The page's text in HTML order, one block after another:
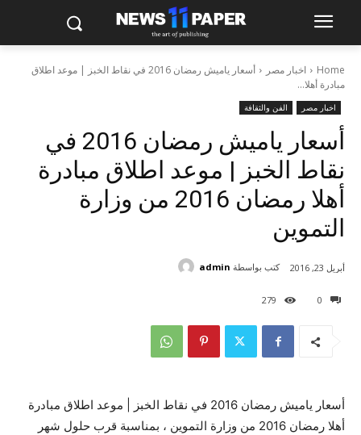
Home اخبار مصر
أسعار ياميش رمضان 2016 في نقاط الخبز | موعد اطلاق
مبادرة أهلا...
اخبار مصر الفن والثقافة
أسعار ياميش رمضان 2016 في
نقاط الخبز | موعد اطلاق مبادرة
أهلا رمضان 2016 من وزارة
التموين
0
279
أبريل 23, 2016 كتب بواسطة admin
أسعار ياميش رمضان 2016 في نقاط الخبز | موعد اطلاق مبادرة
أهلا رمضان 2016 من وزارة التموين ، بمناسبة قرب حلول شهر